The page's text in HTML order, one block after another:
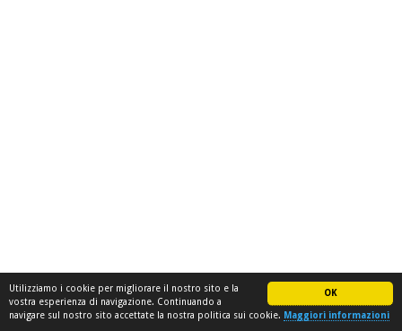
OK
Utilizziamo i cookie per migliorare il nostro sito e la
vostra esperienza di navigazione. Continuando a
navigare sul nostro sito accettate la nostra politica sui cookie. Maggiori informazioni